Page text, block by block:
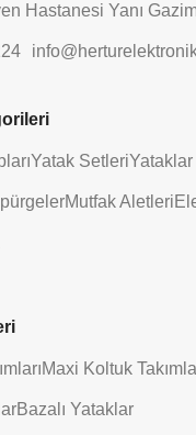
Hastanesi Yanı
Yatak SetleriYataklar
Mutfak Aletleri
Maxi Koltuk
Bazalı Yataklar